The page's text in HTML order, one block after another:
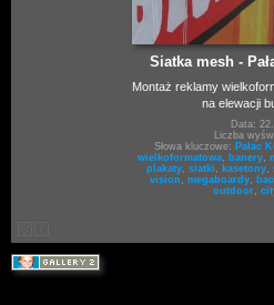
Siatka mesh -
Montaż reklamy
na elewacji
Data:
Liczba
Słowa kluczowe: Pałac
wielkoformatowa, banery,
plakaty, siatki , kasetony,
vision , megaboardy,
outdoor,